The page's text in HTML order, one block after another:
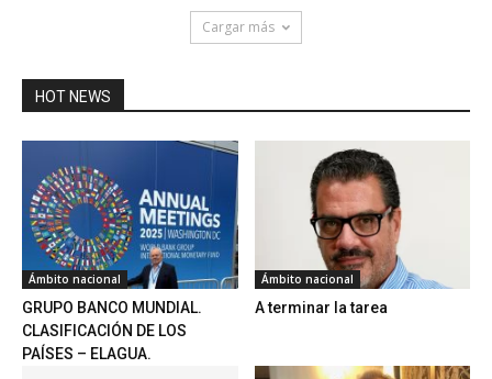
Cargar más
HOT NEWS
Ámbito nacional
GRUPO BANCO MUNDIAL.
CLASIFICACIÓN DE LOS
PAÍSES – ELAGUA.
Ámbito nacional
A terminar la tarea